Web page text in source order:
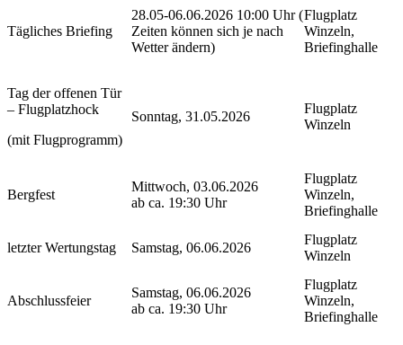
Tägliches Briefing
28.05-06.06.2026 10:00 Uhr (
Zeiten können sich je nach
Wetter ändern)
Flugplatz
Winzeln,
Briefinghalle
Tag der offenen Tür
– Flugplatzhock
(mit Flugprogramm)
Sonntag, 31.05.2026
Flugplatz
Winzeln
Bergfest
Mittwoch, 03.06.2026
ab ca. 19:30 Uhr
Flugplatz
Winzeln,
Briefinghalle
letzter Wertungstag Samstag, 06.06.2026
Flugplatz
Winzeln
Abschlussfeier
Samstag, 06.06.2026
ab ca. 19:30 Uhr
Flugplatz
Winzeln,
Briefinghalle